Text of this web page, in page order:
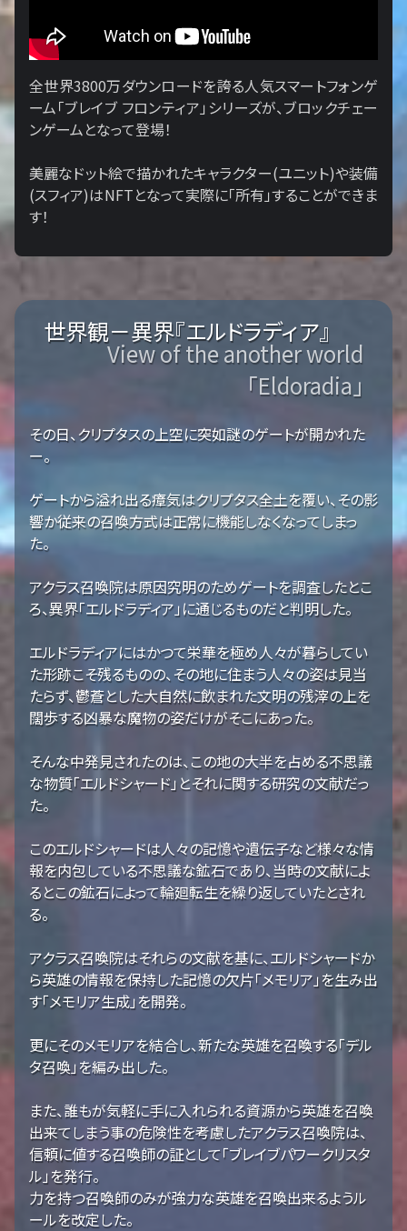
全世界3800万ダウンロードを誇る人気スマートフォンゲ
ーム「ブレイブ フロンティア」シリーズが、ブロックチェー
ンゲームとなって登場！
美麗なドット絵で描かれたキャラクター(ユニット)や装備
(スフィア)はNFTとなって実際に「所有」することができま
す！
世界観－異界『エルドラディア』
View of the another world
「Eldoradia」
その日、クリプタスの上空に突如謎のゲートが開かれた
ー。
ゲートから溢れ出る瘴気はクリプタス全土を覆い、その影
響か従来の召喚方式は正常に機能しなくなってしまっ
た。
アクラス召喚院は原因究明のためゲートを調査したとこ
ろ、異界「エルドラディア」に通じるものだと判明した。
エルドラディアにはかつて栄華を極め人々が暮らしてい
た形跡こそ残るものの、その地に住まう人々の姿は見当
たらず、鬱蒼とした大自然に飲まれた文明の残滓の上を
闊歩する凶暴な魔物の姿だけがそこにあった。
そんな中発見されたのは、この地の大半を占める不思議
な物質「エルドシャード」とそれに関する研究の文献だっ
た。
このエルドシャードは人々の記憶や遺伝子など様々な情
報を内包している不思議な鉱石であり、当時の文献によ
るとこの鉱石によって輪廻転生を繰り返していたとされ
る。
アクラス召喚院はそれらの文献を基に、エルドシャードか
ら英雄の情報を保持した記憶の欠片「メモリア」を生み出
す「メモリア生成」を開発。
更にそのメモリアを結合し、新たな英雄を召喚する「デル
タ召喚」を編み出した。
また、誰もが気軽に手に入れられる資源から英雄を召喚
出来てしまう事の危険性を考慮したアクラス召喚院は、
信頼に値する召喚師の証として「ブレイブパワークリスタ
ル」を発行。
力を持つ召喚師のみが強力な英雄を召喚出来るようル
ールを改定した。